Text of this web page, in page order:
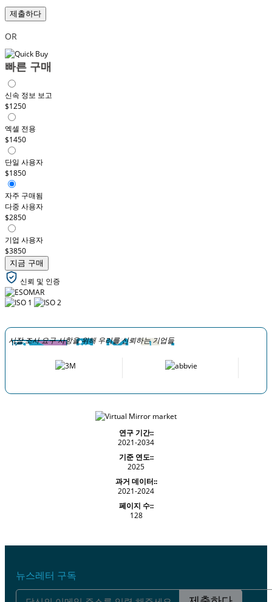
제출하다
OR
빠른 구매
신속 정보 보고
$1250
엑셀 전용
$1450
단일 사용자
$1850
자주 구매됨
다중 사용자
$2850
기업 사용자
$3850
지금 구매
신뢰 및 인증
시장 조사 요구 사항을 위해 우리를 신뢰하는 기업들
연구 기간::
2021-2034
기준 연도::
2025
과거 데이터::
2021-2024
페이지 수::
128
뉴스레터 구독